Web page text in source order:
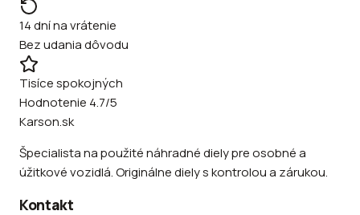
14 dní na vrátenie
Bez udania dôvodu
Tisíce spokojných
Hodnotenie 4.7/5
Karson.sk
Špecialista na použité náhradné diely pre osobné a
úžitkové vozidlá. Originálne diely s kontrolou a zárukou.
Kontakt